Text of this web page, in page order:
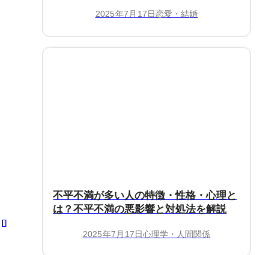
2025年7月17日恋愛・結婚
不平不満が多い人の特徴・性格・心理と
は？不平不満の悪影響と対処法を解説
2025年7月17日心理学・人間関係